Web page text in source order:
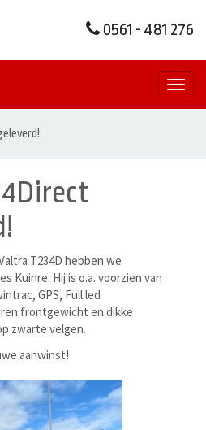
0561 - 481 276
T234D hebben we
Kuinre. Hij is o.a. voorzien van
GPS, Full led
frontgewicht en dikke
zwarte velgen.
aanwinst!